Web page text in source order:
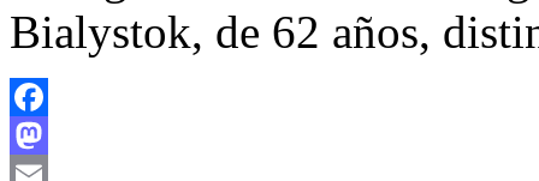
Bialystok, de 62 años,
Facebook
Mastodon